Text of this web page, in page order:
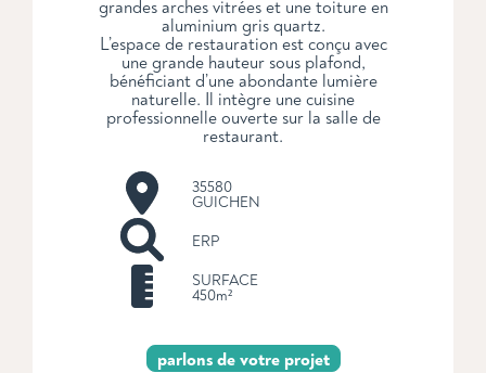
grandes arches vitrées et une toiture en
aluminium gris quartz.
L’espace de restauration est conçu avec
une grande hauteur sous plafond,
bénéficiant d’une abondante lumière
naturelle. Il intègre une cuisine
professionnelle ouverte sur la salle de
restaurant.
35580
GUICHEN
ERP
SURFACE
450m²
parlons de votre projet